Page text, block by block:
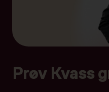
Prøv Kvass